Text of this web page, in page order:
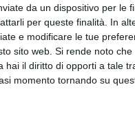
da un dispositivo per le
per queste finalità. In
e modificare le tue
sito web. Si rende noto
il diritto di opporti a tale
momento tornando su
gru per autocarro
di presa